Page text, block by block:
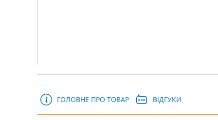
ГОЛОВНЕ ПРО ТОВАР ВІДГУКИ